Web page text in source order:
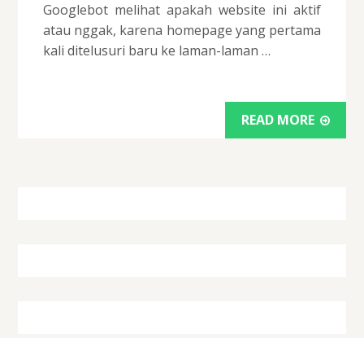
Googlebot melihat apakah website ini aktif
atau nggak, karena homepage yang pertama
kali ditelusuri baru ke laman-laman …
READ MORE